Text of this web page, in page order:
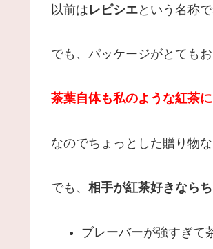
以前はレピシエという名称
でも、パッケージがとても
茶葉自体も私のような紅茶
なのでちょっとした贈り物
でも、 相手が紅茶好きなら
ブレーバーが強すぎて